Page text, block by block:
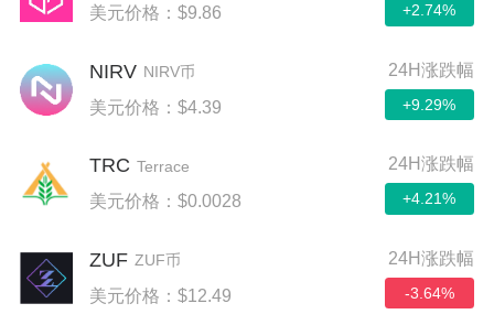
美元价格：$9.86 +2.74%
NIRV NIRV币
美元价格：$4.39
24H涨跌幅
+9.29%
TRC Terrace
美元价格：$0.0028
24H涨跌幅
+4.21%
ZUF ZUF币
美元价格：$12.49
24H涨跌幅
-3.64%